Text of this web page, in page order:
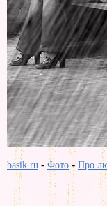
basik.ru - Фото - Про